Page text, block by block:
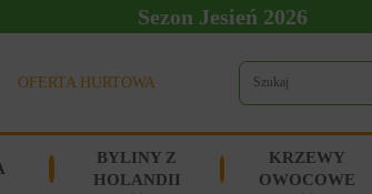
Sezon Jesień 2026
OFERTA HURTOWA
BYLINY Z
HOLANDII
KRZEWY
OWOCOWE